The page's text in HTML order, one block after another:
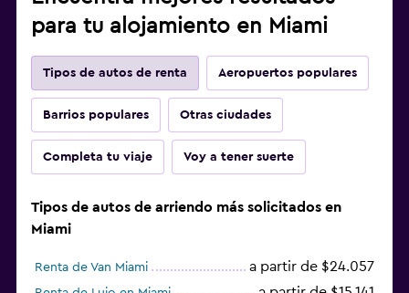
para tu alojamiento en Miami
Tipos de autos de renta Aeropuertos populares
Barrios populares Otras ciudades
Completa tu viaje Voy a tener suerte
Tipos de autos de arriendo más solicitados en
Miami
Renta de Van Miami a partir de $24.057